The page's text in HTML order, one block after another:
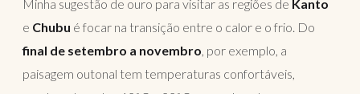
Minha sugestão de ouro para visitar as regiões de Kanto
e Chubu é focar na transição entre o calor e o frio. Do
final de setembro a novembro, por exemplo, a
paisagem outonal tem temperaturas confortáveis,